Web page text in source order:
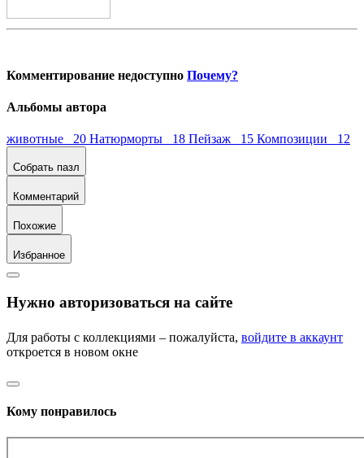
Комментирование недоступно Почему?
Альбомы автора
животные 20 Натюрморты 18 Пейзаж 15 Композиции 12
Собрать пазл
Комментарий
Похожие
Избранное
Нужно авторизоваться на сайте
Для работы с коллекциями – пожалуйста, войдите в аккаунт
откроется в новом окне
Кому понравилось